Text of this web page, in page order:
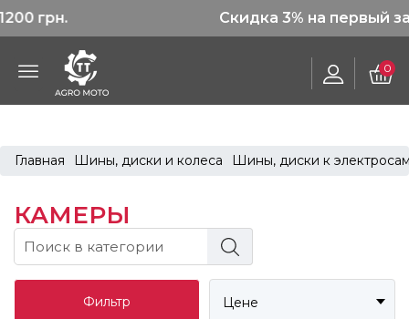
Скидка 3% на первый заказ
0
Главная Шины, диски и колеса Шины, диски к
КАМЕРЫ
Фильтр Цене